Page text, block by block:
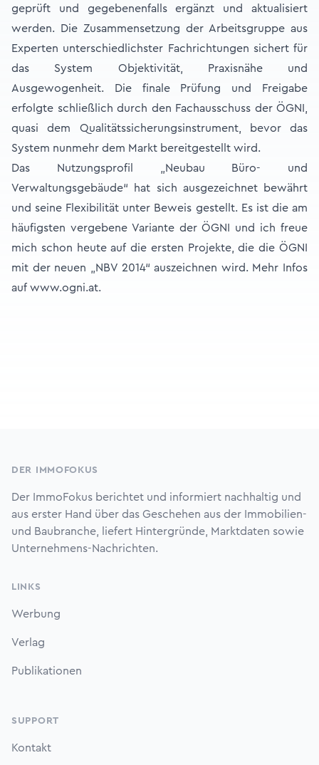
geprüft und gegebenenfalls ergänzt und aktualisiert
werden. Die Zusammensetzung der Arbeitsgruppe aus
Experten unterschiedlichster Fachrichtungen sichert für
das System Objektivität, Praxisnähe und
Ausgewogenheit. Die finale Prüfung und Freigabe
erfolgte schließlich durch den Fachausschuss der ÖGNI,
quasi dem Qualitätssicherungsinstrument, bevor das
System nunmehr dem Markt bereitgestellt wird.
Das Nutzungsprofil „Neubau Büro- und
Verwaltungsgebäude“ hat sich ausgezeichnet bewährt
und seine Flexibilität unter Beweis gestellt. Es ist die am
häufigsten vergebene Variante der ÖGNI und ich freue
mich schon heute auf die ersten Projekte, die die ÖGNI
mit der neuen „NBV 2014“ auszeichnen wird. Mehr Infos
auf www.ogni.at.
DER IMMOFOKUS
Der ImmoFokus berichtet und informiert nachhaltig und
aus erster Hand über das Geschehen aus der Immobilien-
und Baubranche, liefert Hintergründe, Marktdaten sowie
Unternehmens-Nachrichten.
LINKS
Werbung
Verlag
Publikationen
SUPPORT
Kontakt